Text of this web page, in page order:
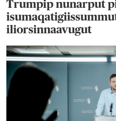
Trumpip nunarput
iliorsinnaavugut